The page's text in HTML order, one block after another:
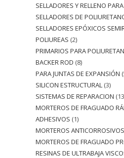
SELLADORES Y RELLENO
SELLADORES DE
SELLADORES EPÓXICOS
POLIUREAS 2
PRIMARIOS PARA
BACKER ROD 8
PARA JUNTAS DE EXPANSIÓN
SILICON ESTRUCTURAL 3
SISTEMAS DE REPARACION 13
MORTEROS DE FRAGUADO
ADHESIVOS 1
MORTEROS ANTICORROSIVOS
MORTEROS DE FRAGUADO
RESINAS DE ULTRABAJA